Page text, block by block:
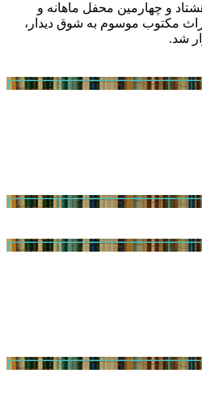
۲۸ دی‌ماه ۱۴۰۱، هشتاد و چهارمین محفل ماهانه و
مکتوب موسوم به شوق دیدار،
شد.